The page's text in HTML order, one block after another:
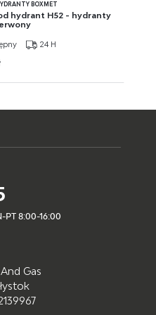
BOXMET
hydrant H52 - hydranty
24 H
PT 8:00-16:00
Gas